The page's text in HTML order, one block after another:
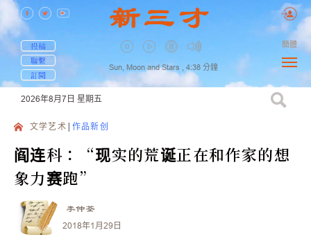
投稿
聯繫
訂閱
Sun, Moon and Stars , 4:38 分鐘
簡體
2026年8月7日 星期五
文学艺术 作品新创
阎连科：“现实的荒诞正在和作家的想
象力赛跑”
李仲荃
2018年1月29日